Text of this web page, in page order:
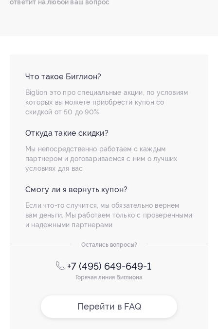
ответит на любой ваш вопрос
Что такое Биглион?
Biglion это про специальные акции, по условиям
которых вы можете приобрести купон со
скидкой от 50 до 90%
Откуда такие скидки?
Мы непосредственно работаем с каждым
партнером и договариваемся с ним о лучших
условиях для вас
Смогу ли я вернуть купон?
Если что-то случится, мы обязательно вернем
вам деньги. Мы работаем только с проверенными
и надежными партнерами
Остались вопросы?
+7 (495) 649-649-1
Горячая линия Биглиона
Перейти в FAQ